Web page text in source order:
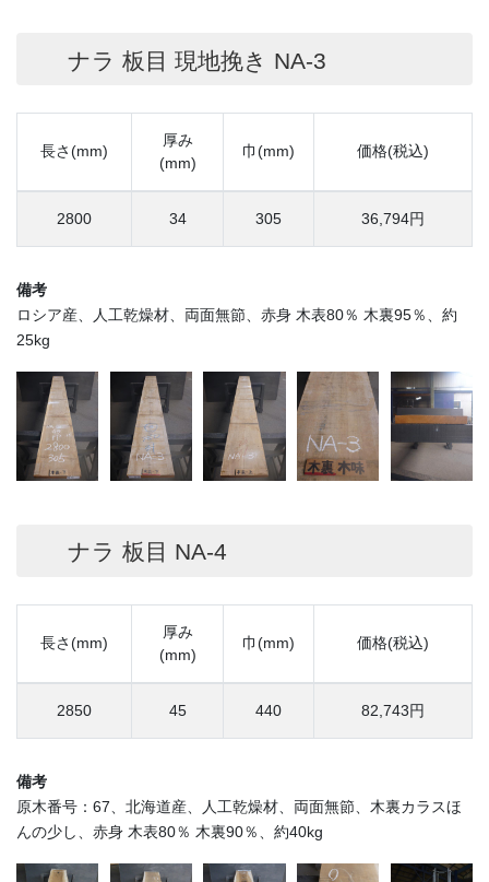
ナラ 板目 現地挽き NA-3
長さ(mm)
厚み
(mm)
巾(mm) 価格(税込)
2800 34 305 36,794円
備考
ロシア産、人工乾燥材、両面無節、赤身 木表80％ 木裏95％、約
25kg
ナラ 板目 NA-4
長さ(mm)
厚み
(mm)
巾(mm) 価格(税込)
2850 45 440 82,743円
備考
原木番号：67、北海道産、人工乾燥材、両面無節、木裏カラスほ
んの少し、赤身 木表80％ 木裏90％、約40kg